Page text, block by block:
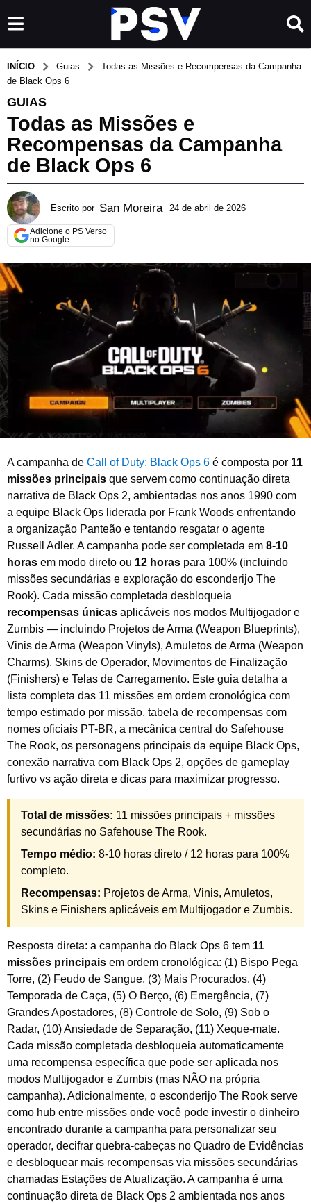
INÍCIO Guias
Todas as Missões e Recompensas da Campanha
de Black Ops 6
GUIAS
Todas as Missões e
Recompensas da Campanha
de Black Ops 6
Escrito por San Moreira 24 de abril de 2026
m
a
o
d
2
Adicione o PS Verso
no Google
A campanha de Call of Duty: Black Ops 6 é composta por 11
missões principais que servem como continuação direta
narrativa de Black Ops 2, ambientadas nos anos 1990 com
a equipe Black Ops liderada por Frank Woods enfrentando
a organização Panteão e tentando resgatar o agente
Russell Adler. A campanha pode ser completada em 8-10
horas em modo direto ou 12 horas para 100% (incluindo
missões secundárias e exploração do esconderijo The
Rook). Cada missão completada desbloqueia
recompensas únicas aplicáveis nos modos Multijogador e
Zumbis — incluindo Projetos de Arma (Weapon Blueprints),
Vinis de Arma (Weapon Vinyls), Amuletos de Arma (Weapon
Charms), Skins de Operador, Movimentos de Finalização
(Finishers) e Telas de Carregamento. Este guia detalha a
lista completa das 11 missões em ordem cronológica com
tempo estimado por missão, tabela de recompensas com
nomes oficiais PT-BR, a mecânica central do Safehouse
The Rook, os personagens principais da equipe Black Ops,
conexão narrativa com Black Ops 2, opções de gameplay
furtivo vs ação direta e dicas para maximizar progresso.
Total de missões: 11 missões principais + missões
secundárias no Safehouse The Rook.
Tempo médio: 8-10 horas direto / 12 horas para 100%
completo.
Recompensas: Projetos de Arma, Vinis, Amuletos,
Skins e Finishers aplicáveis em Multijogador e Zumbis.
Resposta direta: a campanha do Black Ops 6 tem 11
missões principais em ordem cronológica: (1) Bispo Pega
Torre, (2) Feudo de Sangue, (3) Mais Procurados, (4)
Temporada de Caça, (5) O Berço, (6) Emergência, (7)
Grandes Apostadores, (8) Controle de Solo, (9) Sob o
Radar, (10) Ansiedade de Separação, (11) Xeque-mate.
Cada missão completada desbloqueia automaticamente
uma recompensa específica que pode ser aplicada nos
modos Multijogador e Zumbis (mas NÃO na própria
campanha). Adicionalmente, o esconderijo The Rook serve
como hub entre missões onde você pode investir o dinheiro
encontrado durante a campanha para personalizar seu
operador, decifrar quebra-cabeças no Quadro de Evidências
e desbloquear mais recompensas via missões secundárias
chamadas Estações de Atualização. A campanha é uma
continuação direta de Black Ops 2 ambientada nos anos